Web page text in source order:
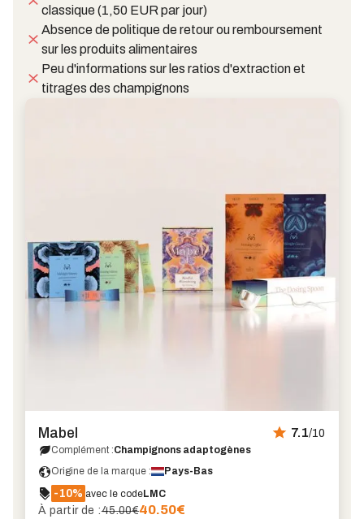
classique (1,50 EUR par jour)
Absence de politique de retour ou remboursement
sur les produits alimentaires
Peu d'informations sur les ratios d'extraction et
titrages des champignons
Mabel 7.1/10
Complément :Champignons adaptogènes
Origine de la marque :
Pays-Bas
-10% avec le codeLMC
À partir de :45.00€40.50€